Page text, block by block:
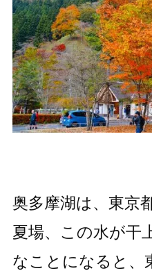
奥多摩湖は、東京
夏場、この水が干
なことになると、